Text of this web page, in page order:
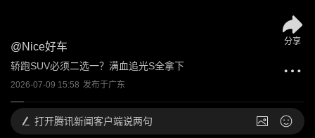
@Nice好车
轿跑SUV必须二选一？满血追光S全拿下
2026-07-09 15:58 发布于广东
分享
打开腾讯新闻客户端说两句